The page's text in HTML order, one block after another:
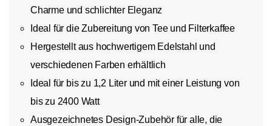
Charme und schlichter Eleganz
Ideal für die Zubereitung von Tee und Filterkaffee
Hergestellt aus hochwertigem Edelstahl und
verschiedenen Farben erhältlich
Ideal für bis zu 1,2 Liter und mit einer Leistung von
bis zu 2400 Watt
Ausgezeichnetes Design-Zubehör für alle, die